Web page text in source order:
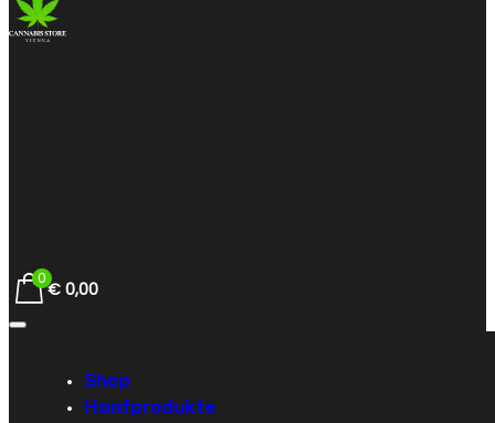
€ 0,00
0
Shop
Hanfprodukte